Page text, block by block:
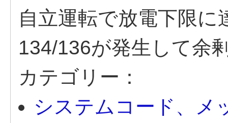
自立運転で放電下限
134/136が発生して余
カテゴリー：
システムコード、メ